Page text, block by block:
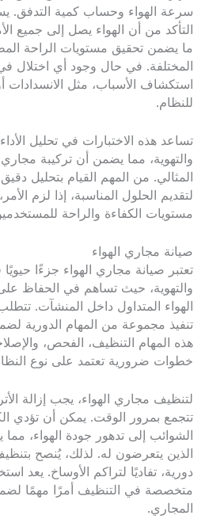
سرعة الهواء وحساب كمية التدفق.
التأكد من أن الهواء يصل إلى جميع
ما يضمن تحقيق مستويات الراحة
المختلفة. في حال وجود أي اختلال
استكشاف الأسباب، مثل الانسدادات
للنظام.
تساعد هذه الاختبارات في تحليل
والتهوية، مما يضمن أن تركيبة
المثالي. من المهم القيام بتحليل
لتقديم الحلول المناسبة، إذا لزم
مستويات الكفاءة والراحة
صيانة مجاري الهواء
تعتبر صيانة مجاري الهواء جزءًا
والتهوية، حيث تساهم في الحفاظ
الهواء المتداول داخل المنشآت.
تنفيذ مجموعة من المهام الدورية
هذه المهام التنظيف، الفحص،
خطوات ضرورية تعتمد على نوع
لتنظيف مجاري الهواء، يجب إزالة
تتجمع بمرور الوقت. يمكن أن تؤدي
الشوائب إلى تدهور جودة الهواء،
الذين يتعرضون له. لذلك، يُنصح
دورية، تفاديًا لتراكم الأوساخ. يعد
متخصصة في التنظيف أمرًا مهمًا
المجاري.